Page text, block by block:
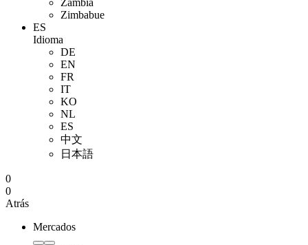
Zambia
Zimbabue
ES
Idioma
DE
EN
FR
IT
KO
NL
ES
中文
日本語
0
0
Atrás
Mercados